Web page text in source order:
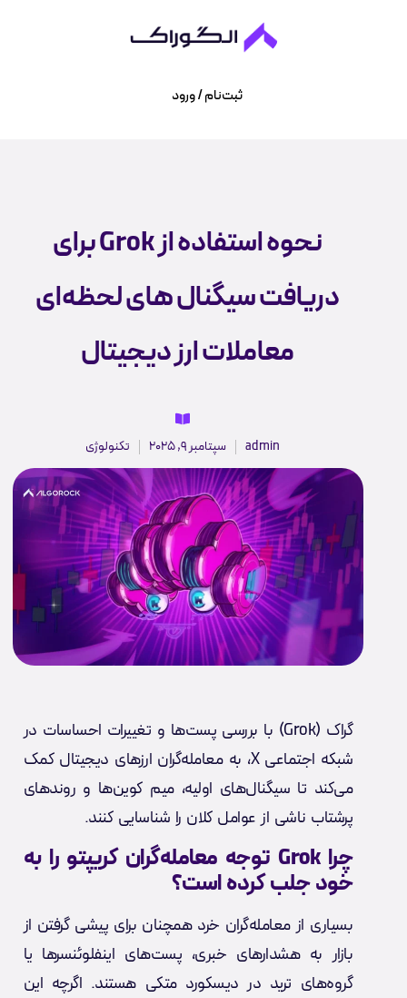
ثبت‌نام / ورود
نحوه استفاده از Grok برای
دریافت سیگنال های لحظه‌ای
معاملات ارز دیجیتال
admin سپتامبر 9, 2025 تکنولوژی
گراک (Grok) با بررسی پست‌ها و تغییرات احساسات در
شبکه اجتماعی X، به معامله‌گران ارزهای دیجیتال کمک
می‌کند تا سیگنال‌های اولیه، میم کوین‌ها و روندهای
پرشتاب ناشی از عوامل کلان را شناسایی کنند.
چرا Grok توجه معامله‌گران کریپتو را به
خود جلب کرده است؟
بسیاری از معامله‌گران خرد همچنان برای پیشی گرفتن از
بازار به هشدارهای خبری، پست‌های اینفلوئنسرها یا
گروه‌های ترید در دیسکورد متکی هستند. اگرچه این